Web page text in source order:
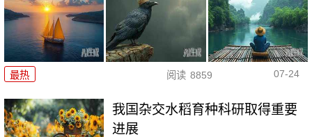
最热 阅读 8859 07-24
我国杂交水稻育种科研取得重要
进展